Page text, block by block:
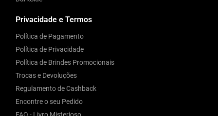
Privacidade e Termos
Política de Pagamento
Política de Privacidade
Política de Brindes Promocionais
Trocas e Devoluções
Regulamento de Cashback
Encontre o seu Pedido